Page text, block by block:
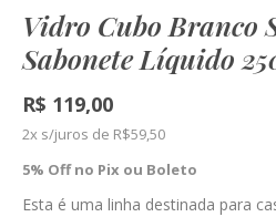
Vidro Cubo Branco
Sabonete Líquido
R$ 119,00
2x s/juros de R$59,50
5% Off no Pix ou Boleto
Esta é uma linha destinada para